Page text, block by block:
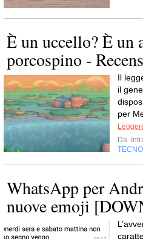
È un uccello? È un
porcospino -
Il
il
per
Da
WhatsApp per
nuove emoji